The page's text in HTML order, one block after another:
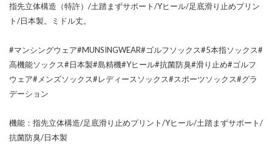
指先立体構造（特許）/土踏まずサポート/Yヒール/足底滑り止めプリン
ト/日本製。ミドル丈。
#マンシングウェア#MUNSINGWEAR#ゴルフソックス#5本指ソックス#
高機能ソックス#日本製#島精機#Yヒール#抗菌防臭#滑り止め#ゴルフ
ウェア#メンズソックス#レディースソックス#スポーツソックス#グラ
デーション
機能：指先立体構造/足底滑り止めプリント/Yヒール/土踏まずサポート/
抗菌防臭/日本製